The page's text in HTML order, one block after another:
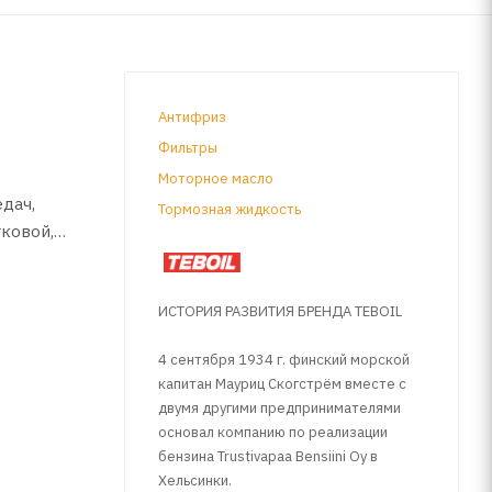
Антифриз
Фильтры
Моторное масло
Тормозная жидкость
ИСТОРИЯ РАЗВИТИЯ БРЕНДА TEBOIL
4 сентября 1934 г. финский морской
капитан Мауриц Скогстрём вместе с
двумя другими предпринимателями
основал компанию по реализации
бензина Trustivapaa Bensiini Oy в
Хельсинки.